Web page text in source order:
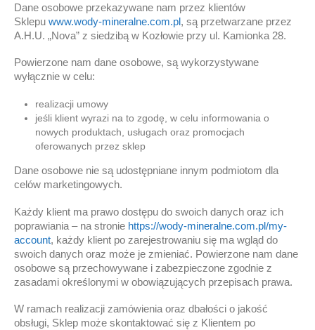
Dane osobowe przekazywane nam przez klientów
Sklepu www.wody-mineralne.com.pl, są przetwarzane przez
A.H.U. „Nova” z siedzibą w Kozłowie przy ul. Kamionka 28.
Powierzone nam dane osobowe, są wykorzystywane
wyłącznie w celu:
realizacji umowy
jeśli klient wyrazi na to zgodę, w celu informowania o
nowych produktach, usługach oraz promocjach
oferowanych przez sklep
Dane osobowe nie są udostępniane innym podmiotom dla
celów marketingowych.
Każdy klient ma prawo dostępu do swoich danych oraz ich
poprawiania – na stronie https://wody-mineralne.com.pl/my-
account, każdy klient po zarejestrowaniu się ma wgląd do
swoich danych oraz może je zmieniać. Powierzone nam dane
osobowe są przechowywane i zabezpieczone zgodnie z
zasadami określonymi w obowiązujących przepisach prawa.
W ramach realizacji zamówienia oraz dbałości o jakość
obsługi, Sklep może skontaktować się z Klientem po